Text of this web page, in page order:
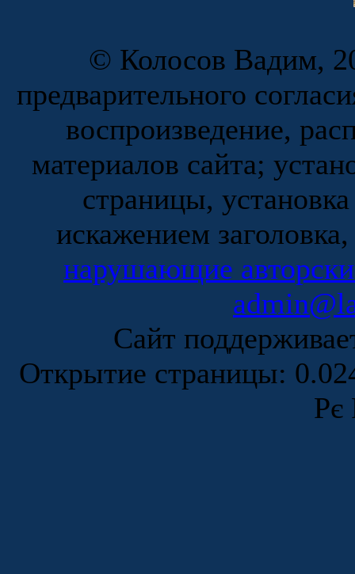
© Колосов Вадим,
предварительного
воспроизведение,
материалов сайта;
страницы,
искажением
нарушающие
Сайт
Открытие страницы:
Рє